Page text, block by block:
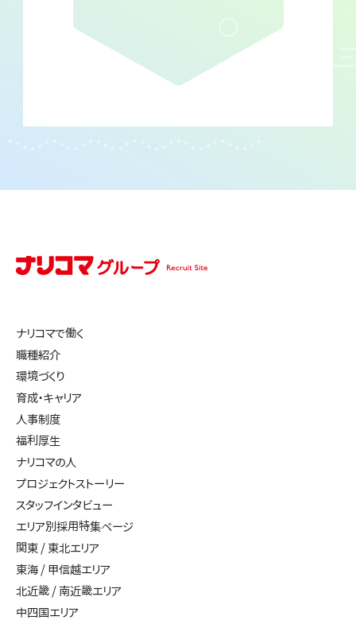
ナリコマで働く
職種紹介
環境づくり
育成・キャリア
人事制度
福利厚生
ナリコマの人
プロジェクトストーリー
スタッフインタビュー
エリア別採用特集ページ
関東 / 東北エリア
東海 / 甲信越エリア
北近畿 / 南近畿エリア
中四国エリア